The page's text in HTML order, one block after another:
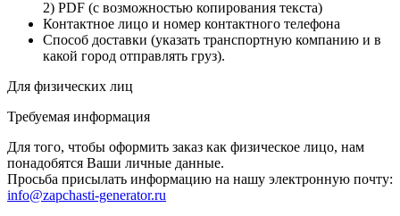
2) PDF (с возможностью копирования текста)
Контактное лицо и номер контактного телефона
Способ доставки (указать транспортную компанию и в
какой город отправлять груз).
Для физических лиц
Требуемая информация
Для того, чтобы оформить заказ как физическое лицо, нам
понадобятся Ваши личные данные.
Просьба присылать информацию на нашу электронную почту:
info@zapchasti-generator.ru